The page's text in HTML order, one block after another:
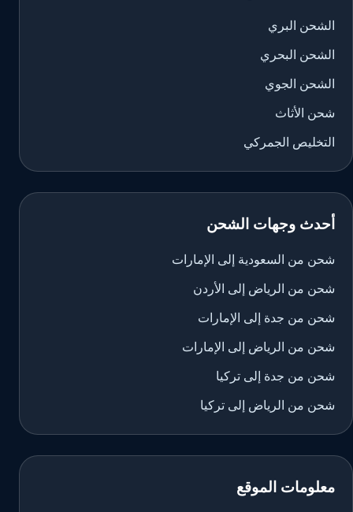
الشحن البري
الشحن البحري
الشحن الجوي
شحن الأثاث
التخليص الجمركي
أحدث وجهات الشحن
شحن من السعودية إلى الإمارات
شحن من الرياض إلى الأردن
شحن من جدة إلى الإمارات
شحن من الرياض إلى الإمارات
شحن من جدة إلى تركيا
شحن من الرياض إلى تركيا
معلومات الموقع